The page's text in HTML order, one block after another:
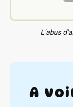
L'abus
A